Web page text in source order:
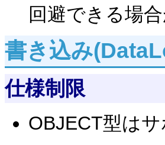
回避できる場
書き込み
仕様制限
OBJECT型は